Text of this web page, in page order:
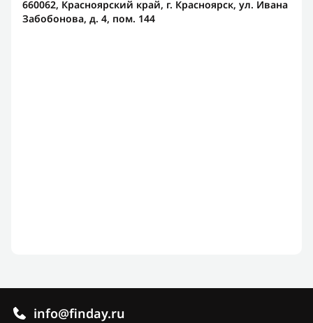
660062, Красноярский край, г. Красноярск, ул. Ивана
Забобонова, д. 4, пом. 144
info@finday.ru